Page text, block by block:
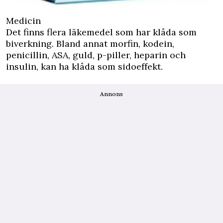
Medicin
Det finns flera läkemedel som har klåda som
biverkning. Bland annat morfin, kodein,
penicillin, ASA, guld, p-piller, heparin och
insulin, kan ha klåda som sidoeffekt.
Annons